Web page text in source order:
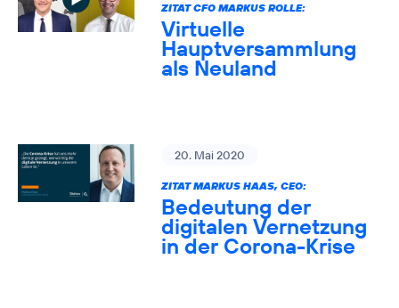
ZITAT CFO MARKUS ROLLE:
Virtuelle
Hauptversammlung
als Neuland
20. Mai 2020
ZITAT MARKUS HAAS, CEO:
Bedeutung der
digitalen Vernetzung
in der Corona-Krise